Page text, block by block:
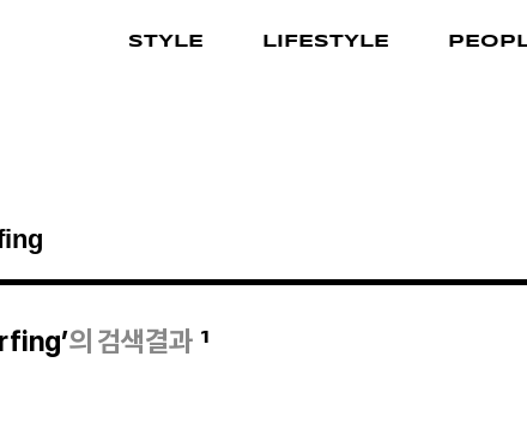
STYLE LIFESTYLE
의 검색결과 1